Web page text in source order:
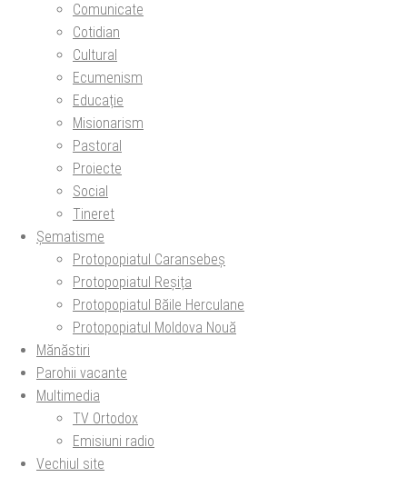
Comunicate
Cotidian
Cultural
Ecumenism
Educație
Misionarism
Pastoral
Proiecte
Social
Tineret
Șematisme
Protopopiatul Caransebeș
Protopopiatul Reșița
Protopopiatul Băile Herculane
Protopopiatul Moldova Nouă
Mănăstiri
Parohii vacante
Multimedia
TV Ortodox
Emisiuni radio
Vechiul site